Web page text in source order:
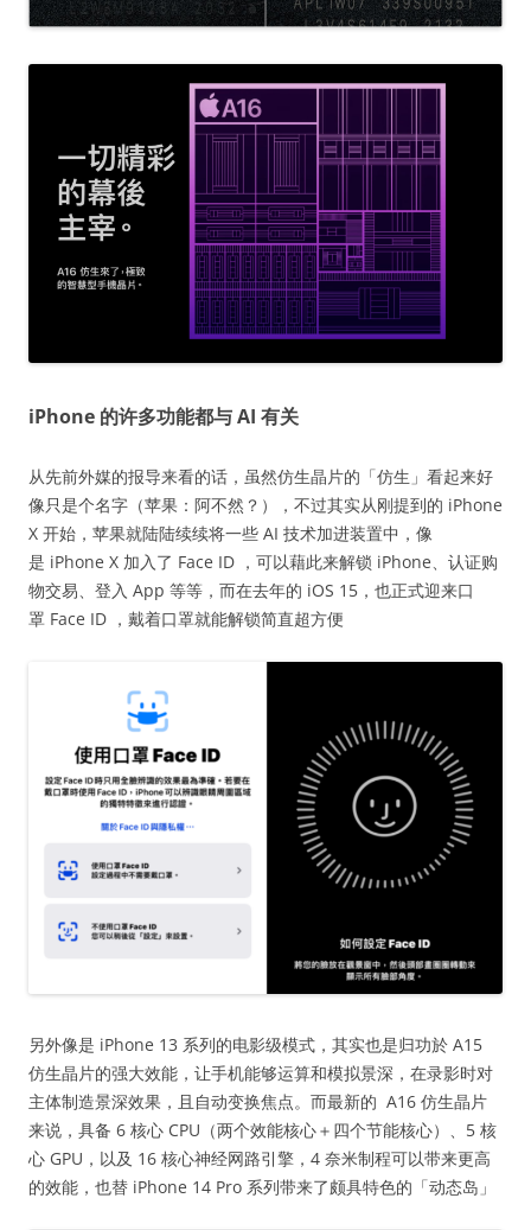
iPhone 的许多功能都与 AI 有关
从先前外媒的报导来看的话，虽然仿生晶片的「仿生」看起来好
像只是个名字（苹果：阿不然？），不过其实从刚提到的 iPhone
X 开始，苹果就陆陆续续将一些 AI 技术加进装置中，像
是 iPhone X 加入了 Face ID ，可以藉此来解锁 iPhone、认证购
物交易、登入 App 等等，而在去年的 iOS 15，也正式迎来口
罩 Face ID ，戴着口罩就能解锁简直超方便
另外像是 iPhone 13 系列的电影级模式，其实也是归功於 A15
仿生晶片的强大效能，让手机能够运算和模拟景深，在录影时对
主体制造景深效果，且自动变换焦点。而最新的 A16 仿生晶片
来说，具备 6 核心 CPU（两个效能核心＋四个节能核心）、5 核
心 GPU，以及 16 核心神经网路引擎，4 奈米制程可以带来更高
的效能，也替 iPhone 14 Pro 系列带来了颇具特色的「动态岛」